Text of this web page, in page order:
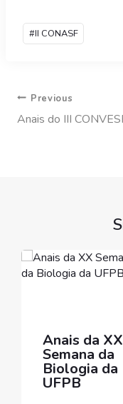
#II CONASF
Previous
Anais do III
Anais da XX
Semana da
Biologia da
UFPB